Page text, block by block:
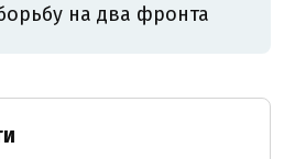
на два фронта